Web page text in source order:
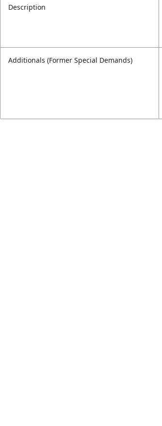
Description
Additionals (Former Special Demands)